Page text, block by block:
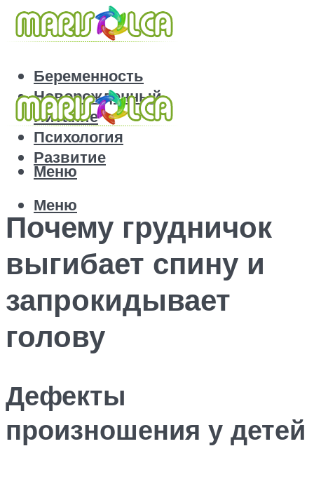
Беременность
Новорожденный
Питание
Психология
Развитие
Меню
Меню
Почему грудничок
выгибает спину и
запрокидывает
голову
Дефекты
произношения у детей